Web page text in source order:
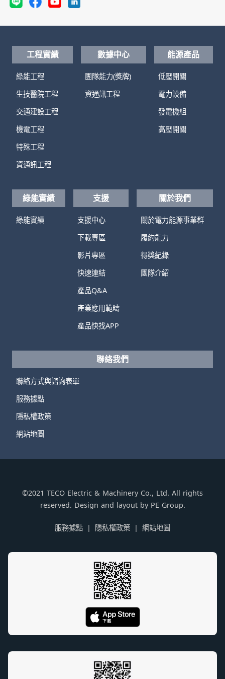
工程實績
綠能工程
生技醫院工程
交通建設工程
機電工程
特殊工程
資通訊工程
數據中心
團隊能力(獎牌)
資通訊工程
能源產品
低壓開關
電力設備
發電機組
高壓開關
綠能實績
綠能實績
支援
支援中心
下載專區
影片專區
快速連結
產品Q&A
產業應用範疇
產品快找APP
關於我們
關於電力能源事業群
履約能力
得獎紀錄
團隊介紹
聯絡我們
聯絡方式與諮詢表單
服務據點
隱私權政策
網站地圖
©2021 TECO Electric & Machinery Co., Ltd. All rights
reserved. Design and layout by PE Group.
服務據點 隱私權政策 網站地圖